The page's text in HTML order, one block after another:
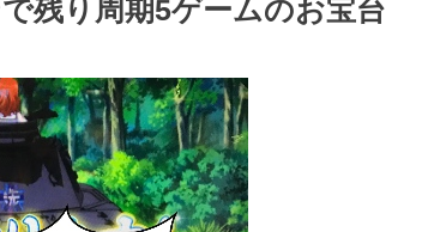
残り周期5ゲームのお宝台